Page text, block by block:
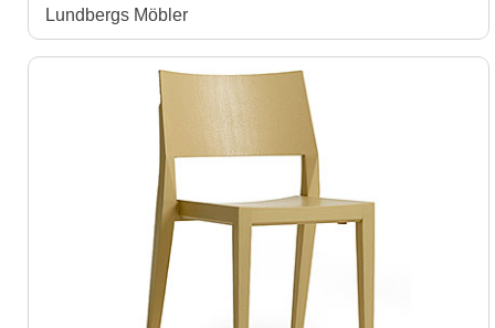
Lundbergs Möbler